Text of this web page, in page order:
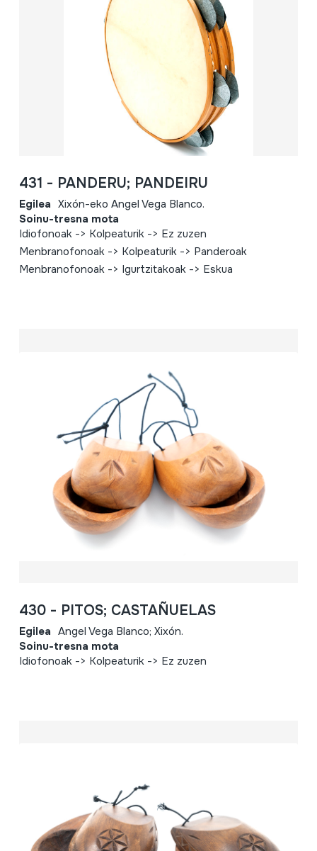
431 - PANDERU; PANDEIRU
Egilea Xixón-eko Angel Vega Blanco.
Soinu-tresna mota
Idiofonoak -> Kolpeaturik -> Ez zuzen
Menbranofonoak -> Kolpeaturik -> Panderoak
Menbranofonoak -> Igurtzitakoak -> Eskua
430 - PITOS; CASTAÑUELAS
Egilea Angel Vega Blanco; Xixón.
Soinu-tresna mota
Idiofonoak -> Kolpeaturik -> Ez zuzen